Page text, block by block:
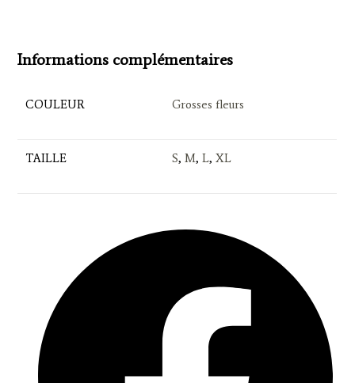
Informations complémentaires
COULEUR Grosses fleurs
TAILLE S,M,L,XL
window